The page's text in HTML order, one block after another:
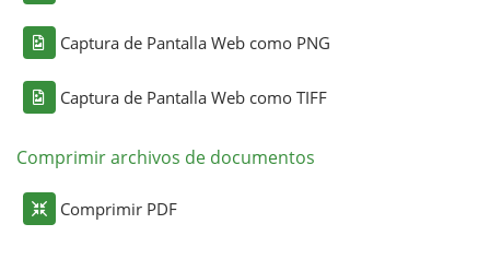
Captura de Pantalla Web como PNG
Captura de Pantalla Web como TIFF
Comprimir archivos de documentos
Comprimir PDF